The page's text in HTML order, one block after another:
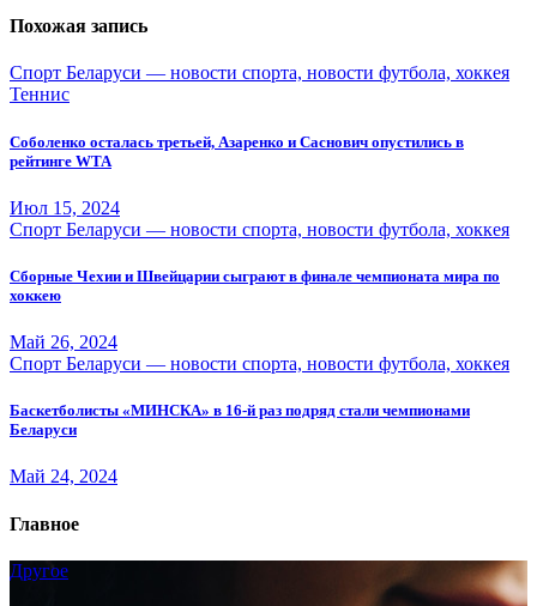
Похожая запись
Спорт Беларуси — новости спорта, новости футбола, хоккея
Теннис
Соболенко осталась третьей, Азаренко и Саснович опустились в
рейтинге WTA
Июл 15, 2024
Спорт Беларуси — новости спорта, новости футбола, хоккея
Сборные Чехии и Швейцарии сыграют в финале чемпионата мира по
хоккею
Май 26, 2024
Спорт Беларуси — новости спорта, новости футбола, хоккея
Баскетболисты «МИНСКА» в 16-й раз подряд стали чемпионами
Беларуси
Май 24, 2024
Главное
Другое